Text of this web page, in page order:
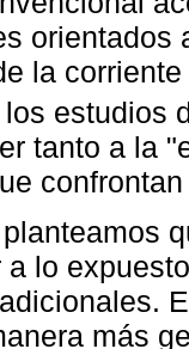
orientados
la
estudios
tanto a la
lo
más